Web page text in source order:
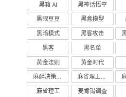
黑箱 AI
黑神话悟空
黑眼豆豆
黑盒模型
黑暗模式
黑客攻击
黑客
黑名单
黄金法则
黄金时代
麻醉决策支持
麻省理工学院研究
麻省理工
麦肯锡调查